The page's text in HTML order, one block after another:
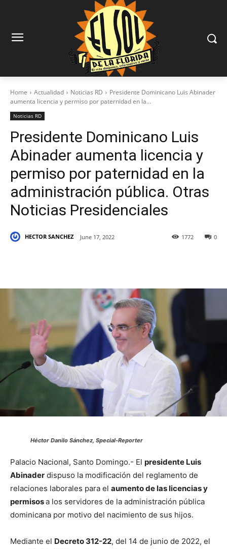
Home Actualidad Noticias RD
Presidente Dominicano Luis Abinader
aumenta licencia y permiso por paternidad en la...
Noticias RD
Presidente Dominicano Luis
Abinader aumenta licencia y
permiso por paternidad en la
administración pública. Otras
Noticias Presidenciales
HECTOR SANCHEZ June 17, 2022 0
1772
Héctor Danilo Sánchez, Special-Reporter
Palacio Nacional, Santo Domingo.- El presidente Luis
Abinader dispuso la modificación del reglamento de
relaciones laborales para el aumento de las licencias y
permisosa los servidores de la administración pública
dominicana por motivo del nacimiento de sus hijos.
Mediante el Decreto 312-22, del 14 de junio de 2022, el